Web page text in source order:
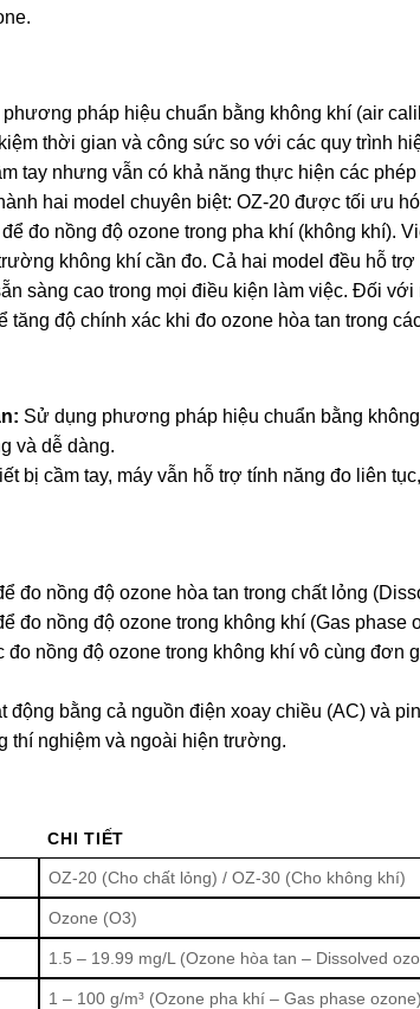
pháp hiệu chuẩn bằng không khí (air
thời gian và công sức so với các quy trình
tay nhưng vẫn có khả năng thực hiện các
hai model chuyên biệt: OZ-20 được tối ưu
đo nồng độ ozone trong pha khí (không khí).
không khí cần đo. Cả hai model đều hỗ
sàng cao trong mọi điều kiện làm việc. Đối
tăng độ chính xác khi đo ozone hòa tan trong
Sử dụng phương pháp hiệu chuẩn bằng
và dễ dàng.
bị cầm tay, máy vẫn hỗ trợ tính năng đo liên
đo nồng độ ozone hòa tan trong chất lỏng
đo nồng độ ozone trong không khí (Gas phase
đo nồng độ ozone trong không khí vô cùng đơn
động bằng cả nguồn điện xoay chiều (AC) và
thí nghiệm và ngoài hiện trường.
CHI TIẾT
OZ-20 (Cho chất lỏng) / OZ-30 (Cho không khí)
Ozone (O3)
1.5 – 19.99 mg/L (Ozone hòa tan – Dissolved
1 – 100 g/m³ (Ozone pha khí – Gas phase ozone)